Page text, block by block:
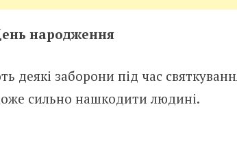
народження
деякі заборони під час
сильно нашкодити людині.